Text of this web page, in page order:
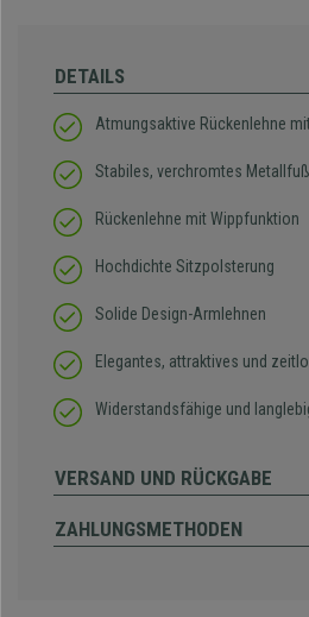
DETAILS
Atmungsaktive Rückenlehne
Stabiles, verchromtes
Rückenlehne mit Wippfunktion
Hochdichte Sitzpolsterung
Solide Design-Armlehnen
Elegantes, attraktives und
Widerstandsfähige und
VERSAND UND RÜCKGABE
ZAHLUNGSMETHODEN